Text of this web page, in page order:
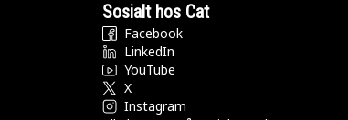
Sosialt hos Cat
Facebook
LinkedIn
YouTube
X
Instagram